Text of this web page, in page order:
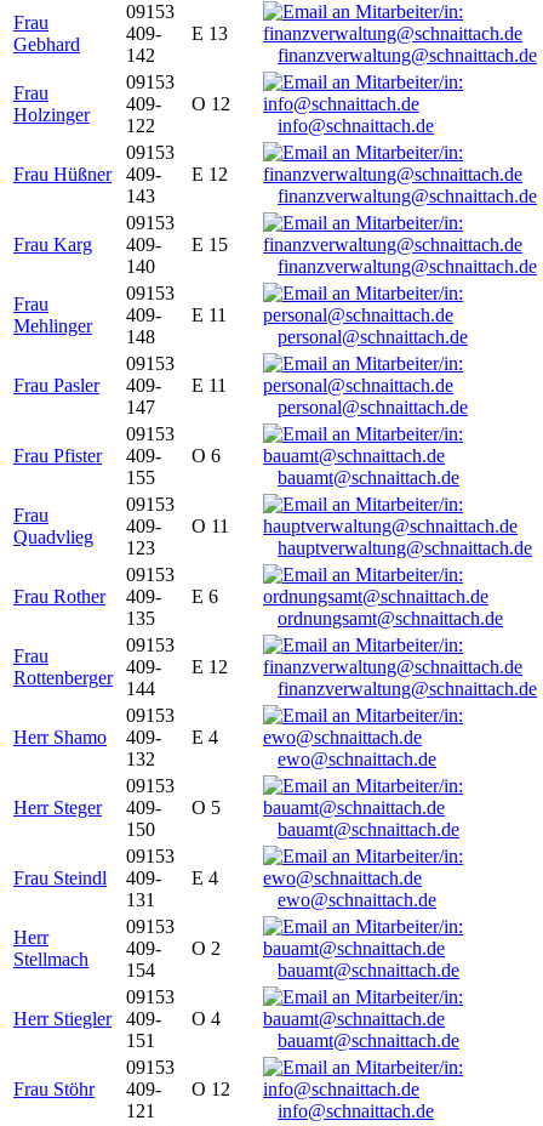
Frau
Gebhard
09153
409-
142
E 13
finanzverwaltung@schnaittach.de
Frau
Holzinger
09153
409-
122
O 12
info@schnaittach.de
Frau Hüßner
09153
409-
143
E 12
finanzverwaltung@schnaittach.de
Frau Karg
09153
409-
140
E 15
finanzverwaltung@schnaittach.de
Frau
Mehlinger
09153
409-
148
E 11
personal@schnaittach.de
Frau Pasler
09153
409-
147
E 11
personal@schnaittach.de
Frau Pfister
09153
409-
155
O 6
bauamt@schnaittach.de
Frau
Quadvlieg
09153
409-
123
O 11
hauptverwaltung@schnaittach.de
Frau Rother
09153
409-
135
E 6
ordnungsamt@schnaittach.de
Frau
Rottenberger
09153
409-
144
E 12
finanzverwaltung@schnaittach.de
Herr Shamo
09153
409-
132
E 4
ewo@schnaittach.de
Herr Steger
09153
409-
150
O 5
bauamt@schnaittach.de
Frau Steindl
09153
409-
131
E 4
ewo@schnaittach.de
Herr
Stellmach
09153
409-
154
O 2
bauamt@schnaittach.de
Herr Stiegler
09153
409-
151
O 4
bauamt@schnaittach.de
Frau Stöhr
09153
409-
121
O 12
info@schnaittach.de